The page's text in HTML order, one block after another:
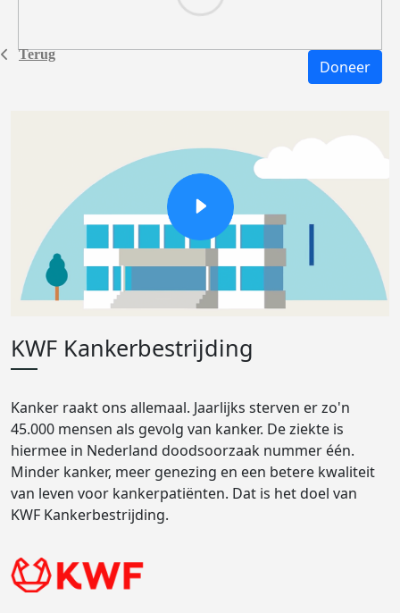
Terug
Doneer
KWF Kankerbestrijding
Kanker raakt ons allemaal. Jaarlijks sterven er zo'n
45.000 mensen als gevolg van kanker. De ziekte is
hiermee in Nederland doodsoorzaak nummer één.
Minder kanker, meer genezing en een betere kwaliteit
van leven voor kankerpatiënten. Dat is het doel van
KWF Kankerbestrijding.